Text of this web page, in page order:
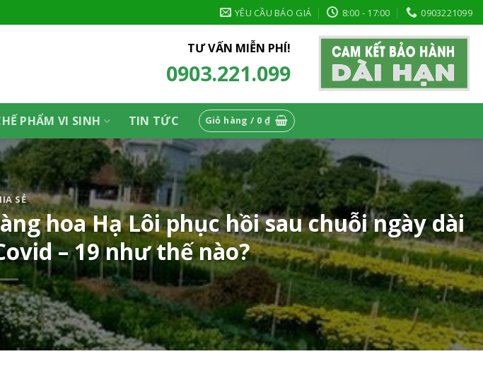
YÊU CẦU BÁO GIÁ 8:00 - 17:00 0903221099
TƯ VẤN MIỄN PHÍ!
0903.221.099
PHẨM VI SINH TIN TỨC Giỏ hàng / 0 ₫
SẺ
hoa Hạ Lôi phục hồi sau chuỗi ngày dài
– 19 như thế nào?